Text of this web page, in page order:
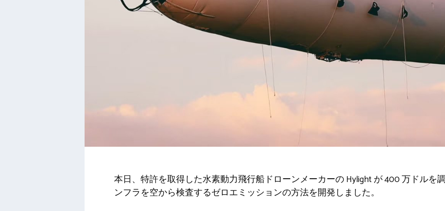
本日、特許を取得した水素動力飛行船ドローンメーカーの Hylight が 400 万ドルを
ンフラを空から検査するゼロエミッションの方法を開発しました。